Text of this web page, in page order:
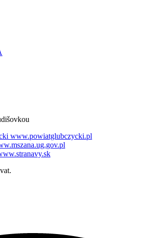
www.powiatglubczycki.pl